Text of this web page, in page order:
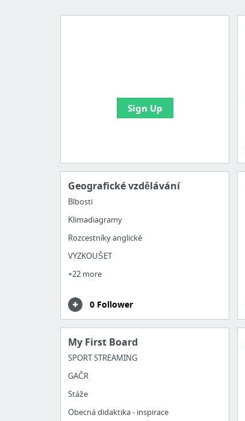
Sign Up
Geografické vzdělávání
Blbosti
Klimadiagramy
Rozcestníky anglické
VYZKOUŠET
+22 more
0 Follower
My First Board
SPORT STREAMING
GAČR
Stáže
Obecná didaktika - inspirace